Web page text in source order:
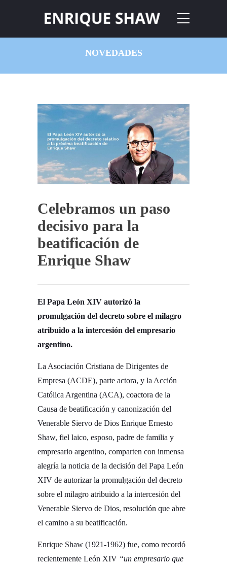
NOVEDADES
Celebramos un paso
decisivo para la
beatificación de
Enrique Shaw
El Papa León XIV autorizó la
promulgación del decreto sobre el milagro
atribuido a la intercesión del empresario
argentino.
La Asociación Cristiana de Dirigentes de
Empresa (ACDE), parte actora, y la Acción
Católica Argentina (ACA), coactora de la
Causa de beatificación y canonización del
Venerable Siervo de Dios Enrique Ernesto
Shaw, fiel laico, esposo, padre de familia y
empresario argentino, comparten con inmensa
alegría la noticia de la decisión del Papa León
XIV de autorizar la promulgación del decreto
sobre el milagro atribuido a la intercesión del
Venerable Siervo de Dios, resolución que abre
el camino a su beatificación.
Enrique Shaw (1921-1962) fue, como recordó
recientemente León XIV “un empresario que